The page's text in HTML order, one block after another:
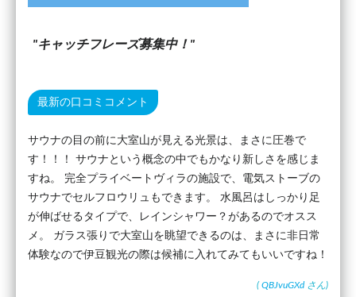
キャッチフレーズ募集中！
最新の口コミコメント
サウナの目の前に大室山が見える光景は、まさに圧巻で
す！！！ サウナという概念の中でもかなり新しさを感じま
すね。 完全プライベートヴィラの施設で、電気ストーブの
サウナでセルフロウリュもできます。 水風呂はしっかり足
が伸ばせるタイプで、レインシャワー？があるのでオスス
メ。 ガラス張りで大室山を眺望できるのは、まさに非日常
体験なので伊豆観光の際は候補に入れてみてもいいですね！
( QBJvuGXd さん)